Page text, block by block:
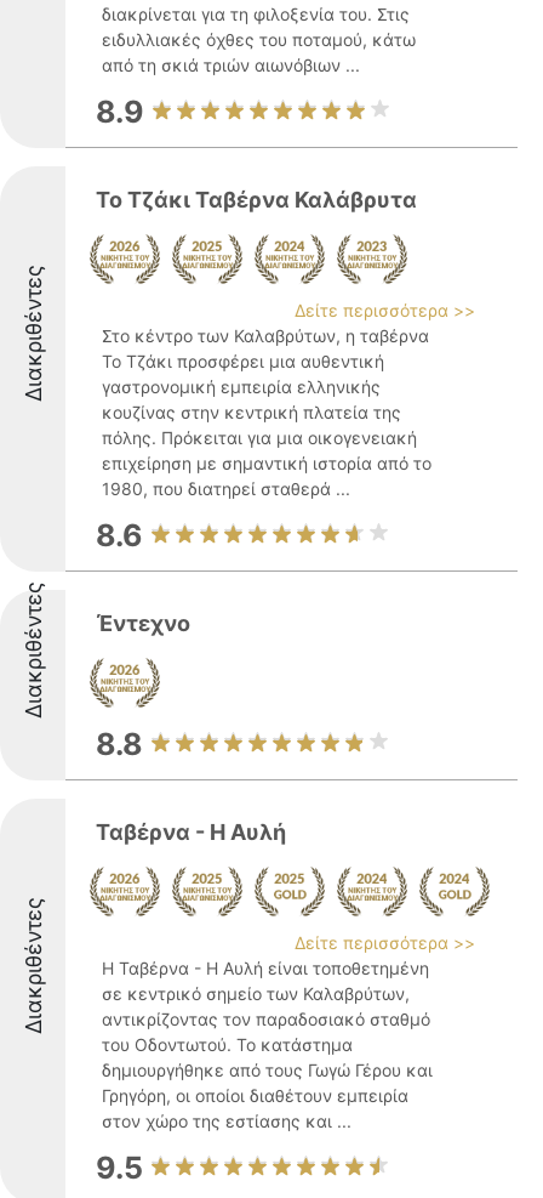
διακρίνεται για τη φιλοξενία του. Στις
ειδυλλιακές όχθες του ποταμού, κάτω
από τη σκιά τριών αιωνόβιων ...
8.9
Διακριθέντες
Το Τζάκι Ταβέρνα Καλάβρυτα
Δείτε περισσότερα >>
Στο κέντρο των Καλαβρύτων, η ταβέρνα
Το Τζάκι προσφέρει μια αυθεντική
γαστρονομική εμπειρία ελληνικής
κουζίνας στην κεντρική πλατεία της
πόλης. Πρόκειται για μια οικογενειακή
επιχείρηση με σημαντική ιστορία από το
1980, που διατηρεί σταθερά ...
8.6
Διακριθέντες Έντεχνο
8.8
Διακριθέντες
Ταβέρνα - Η Αυλή
Δείτε περισσότερα >>
Η Ταβέρνα - Η Αυλή είναι τοποθετημένη
σε κεντρικό σημείο των Καλαβρύτων,
αντικρίζοντας τον παραδοσιακό σταθμό
του Οδοντωτού. Το κατάστημα
δημιουργήθηκε από τους Γωγώ Γέρου και
Γρηγόρη, οι οποίοι διαθέτουν εμπειρία
στον χώρο της εστίασης και ...
9.5